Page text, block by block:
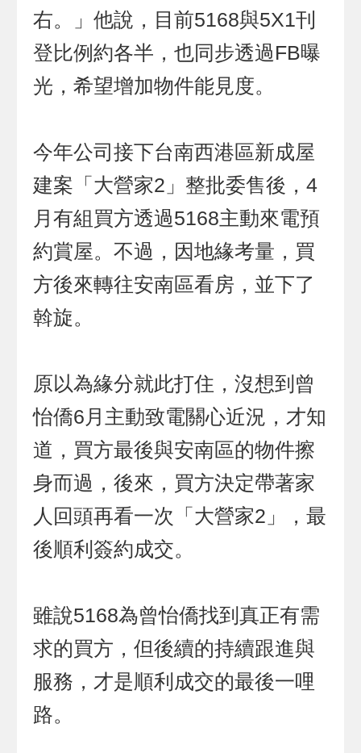
右。」他說，目前5168與5X1刊
登比例約各半，也同步透過FB曝
光，希望增加物件能見度。
今年公司接下台南西港區新成屋
建案「大營家2」整批委售後，4
月有組買方透過5168主動來電預
約賞屋。不過，因地緣考量，買
方後來轉往安南區看房，並下了
斡旋。
原以為緣分就此打住，沒想到曾
怡僑6月主動致電關心近況，才知
道，買方最後與安南區的物件擦
身而過，後來，買方決定帶著家
人回頭再看一次「大營家2」，最
後順利簽約成交。
雖說5168為曾怡僑找到真正有需
求的買方，但後續的持續跟進與
服務，才是順利成交的最後一哩
路。